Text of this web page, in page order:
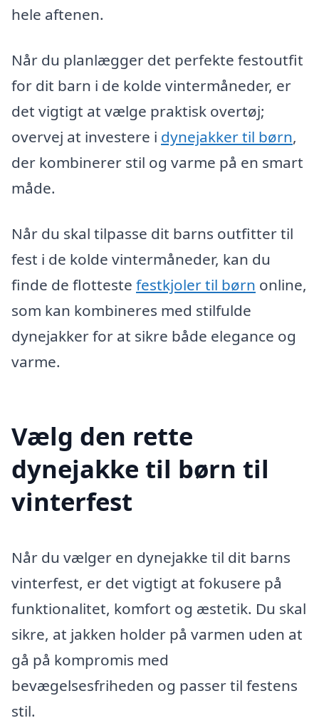
hele aftenen.
Når du planlægger det perfekte festoutfit
for dit barn i de kolde vintermåneder, er
det vigtigt at vælge praktisk overtøj;
overvej at investere i dynejakker til børn,
der kombinerer stil og varme på en smart
måde.
Når du skal tilpasse dit barns outfitter til
fest i de kolde vintermåneder, kan du
finde de flotteste festkjoler til børn online,
som kan kombineres med stilfulde
dynejakker for at sikre både elegance og
varme.
Vælg den rette
dynejakke til børn til
vinterfest
Når du vælger en dynejakke til dit barns
vinterfest, er det vigtigt at fokusere på
funktionalitet, komfort og æstetik. Du skal
sikre, at jakken holder på varmen uden at
gå på kompromis med
bevægelsesfriheden og passer til festens
stil.